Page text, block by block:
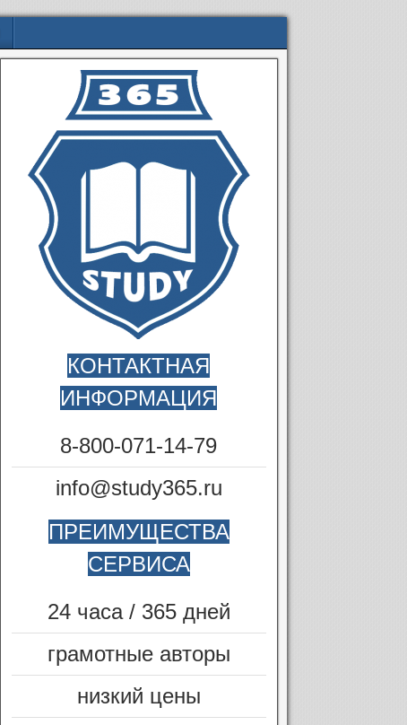
КОНТАКТНАЯ
ИНФОРМАЦИЯ
8-800-071-14-79
info@study365.ru
ПРЕИМУЩЕСТВА
СЕРВИСА
24 часа / 365 дней
грамотные авторы
низкий цены